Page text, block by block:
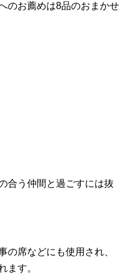
のお薦めは8品のおまかせ
合う仲間と過ごすには抜
の席などにも使用され、
ます。